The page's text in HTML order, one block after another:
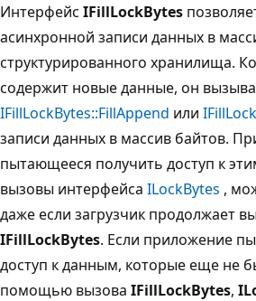
Интерфейс IFillLockBytes
асинхронной записи данных в
структурированного хранилища.
содержит новые данные, он
IFillLockBytes::FillAppend или
записи данных в массив байтов.
пытающееся получить доступ к
вызовы интерфейса ILockBytes ,
даже если загрузчик продолжает
IFillLockBytes. Если приложение
доступ к данным, которые еще не
помощью вызова IFillLockBytes,